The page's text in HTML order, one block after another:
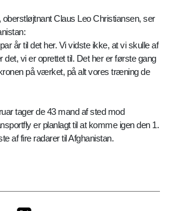
Claus Leo Christiansen, ser
år til det her. Vi vidste ikke, at vi skulle af
vi er oprettet til. Det her er første gang
på værket, på alt vores træning de
tager de 43 mand af sted mod
er planlagt til at komme igen den 1.
af fire radarer til Afghanistan.